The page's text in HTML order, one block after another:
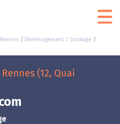
Rennes
Déménagement / Stockage
(12, Quai